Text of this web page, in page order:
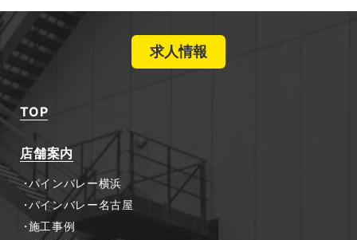
求人情報
TOP
店舗案内
パインバレー横浜
パインバレー名古屋
施工事例